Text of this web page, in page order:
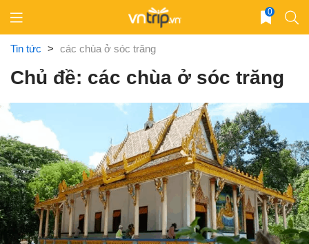
content
0
Tin tức > các chùa ở sóc trăng
Chủ đề: các chùa ở sóc trăng